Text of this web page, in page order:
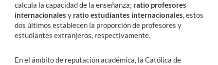
calcula la capacidad de la enseñanza; ratio profesores
internacionales y ratio estudiantes internacionales, estos
dos últimos establecen la proporción de profesores y
estudiantes extranjeros, respectivamente.
En el ámbito de reputación académica, la Católica de